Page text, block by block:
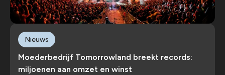
Moederbedrijf Tomorrowland breekt records:
miljoenen aan omzet en winst
Nieuws